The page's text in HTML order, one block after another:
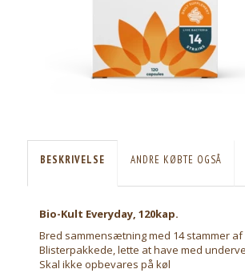
BESKRIVELSE ANDRE KØBTE OGSÅ
Bio-Kult Everyday, 120kap.
Bred sammensætning med 14 stammer
Blisterpakkede, lette at have med
Skal ikke opbevares på køl